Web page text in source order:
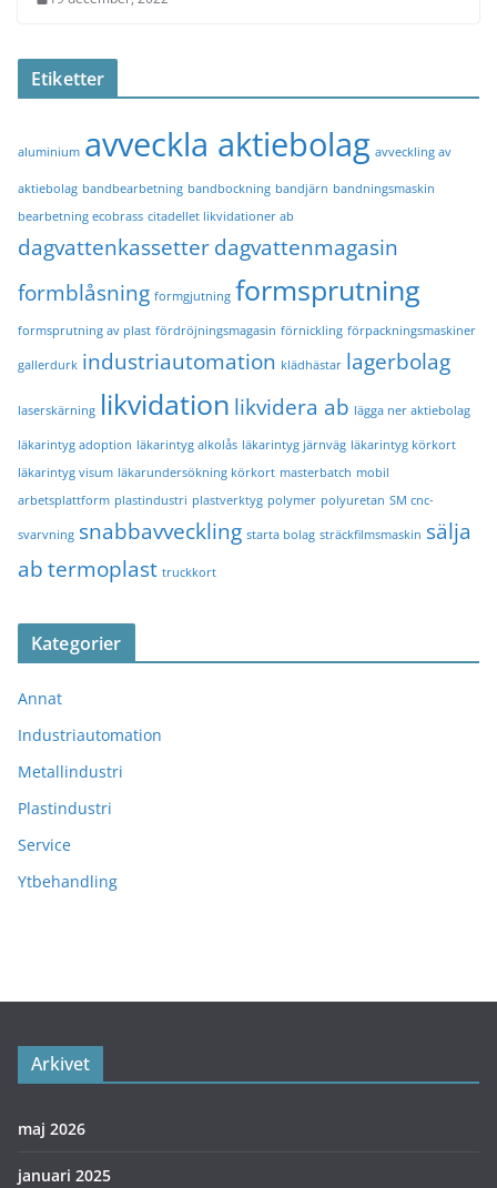
Etiketter
aluminium avveckla aktiebolag avveckling av
aktiebolag bandbearbetning bandbockning bandjärn bandningsmaskin
bearbetning ecobrass citadellet likvidationer ab
dagvattenkassetterdagvattenmagasin
formblåsning formgjutning formsprutning
formsprutning av plast fördröjningsmagasin förnickling förpackningsmaskiner
gallerdurk industriautomation klädhästar lagerbolag
laserskärning likvidation likvidera ab lägga ner aktiebolag
läkarintyg adoption läkarintyg alkolås läkarintyg järnväg läkarintyg körkort
läkarintyg visum läkarundersökning körkort masterbatch mobil
arbetsplattform plastindustri plastverktyg polymer polyuretan SM cnc-
svarvning snabbavveckling starta bolag sträckfilmsmaskin sälja
abtermoplast truckkort
Kategorier
Annat
Industriautomation
Metallindustri
Plastindustri
Service
Ytbehandling
Arkivet
maj 2026
januari 2025